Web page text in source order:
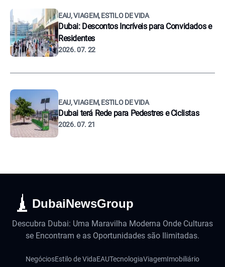
EAU, VIAGEM, ESTILO DE VIDA
Dubai: Descontos Incríveis para Convidados e
Residentes
2026. 07. 22
EAU, VIAGEM, ESTILO DE VIDA
Dubai terá Rede para Pedestres e Ciclistas
2026. 07. 21
DubaiNewsGroup
Descubra Dubai: Uma Maravilha Moderna Onde Culturas
se Encontram e as Oportunidades são Ilimitadas.
NegóciosEstilo de VidaEAUTecnologiaViagemImobiliário